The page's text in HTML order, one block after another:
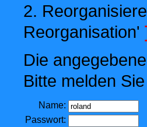
2.
Reorganisation'
Die
Bitte melden
Name:
Passwort: